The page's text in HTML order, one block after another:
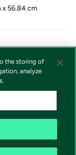
x 56.84 cm
10, för
godkänd EPEAT
Eye Care
the storing of
analyze